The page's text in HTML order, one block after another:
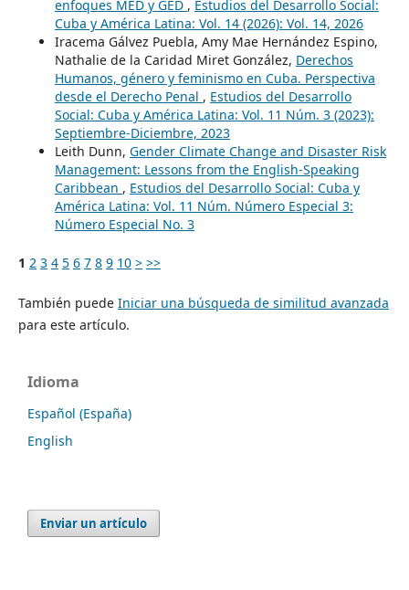
enfoques MED y GED , Estudios del Desarrollo Social:
Cuba y América Latina: Vol. 14 (2026): Vol. 14, 2026
Iracema Gálvez Puebla, Amy Mae Hernández Espino,
Nathalie de la Caridad Miret González, Derechos
Humanos, género y feminismo en Cuba. Perspectiva
desde el Derecho Penal , Estudios del Desarrollo
Social: Cuba y América Latina: Vol. 11 Núm. 3 (2023):
Septiembre-Diciembre, 2023
Leith Dunn, Gender Climate Change and Disaster Risk
Management: Lessons from the English-Speaking
Caribbean , Estudios del Desarrollo Social: Cuba y
América Latina: Vol. 11 Núm. Número Especial 3:
Número Especial No. 3
1 2 3 4 5 6 7 8 9 10 > >>
También puede Iniciar una búsqueda de similitud avanzada
para este artículo.
Idioma
Español (España)
English
Enviar un artículo